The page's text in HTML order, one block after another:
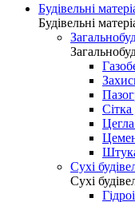
Будівельні
Будівельні
Сухі
Сухі